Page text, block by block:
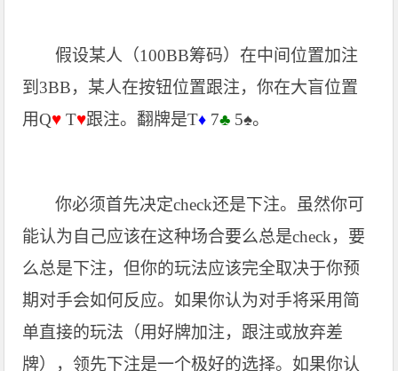
假设某人（100BB筹码）在中间位置加注
到3BB，某人在按钮位置跟注，你在大盲位置
用Q♥ T♥跟注。翻牌是T♦ 7♣ 5♠。
你必须首先决定check还是下注。虽然你可
能认为自己应该在这种场合要么总是check，要
么总是下注，但你的玩法应该完全取决于你预
期对手会如何反应。如果你认为对手将采用简
单直接的玩法（用好牌加注，跟注或放弃差
牌），领先下注是一个极好的选择。如果你认